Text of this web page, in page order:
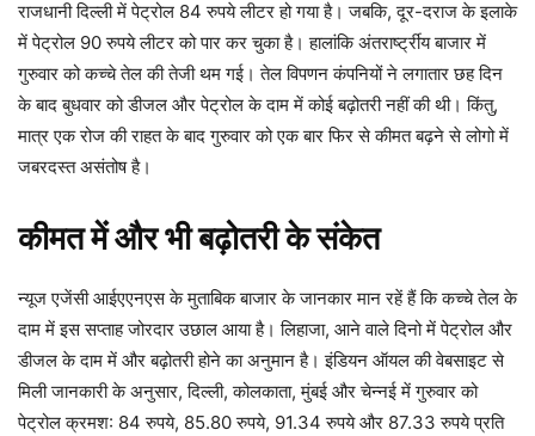
राजधानी दिल्ली में पेट्रोल 84 रुपये लीटर हो गया है। जबकि, दूर-दराज के इलाके
में पेट्रोल 90 रुपये लीटर को पार कर चुका है। हालांकि अंतरार्ष्ट्रीय बाजार में
गुरुवार को कच्चे तेल की तेजी थम गई। तेल विपणन कंपनियों ने लगातार छह दिन
के बाद बुधवार को डीजल और पेट्रोल के दाम में कोई बढ़ोतरी नहीं की थी। किंतु,
मात्र एक रोज की राहत के बाद गुरुवार को एक बार फिर से कीमत बढ़ने से लोगो में
जबरदस्त असंतोष है।
कीमत में और भी बढ़ोतरी के संकेत
न्यूज एजेंसी आईएएनएस के मुताबिक बाजार के जानकार मान रहें हैं कि कच्चे तेल के
दाम में इस सप्ताह जोरदार उछाल आया है। लिहाजा, आने वाले दिनो में पेट्रोल और
डीजल के दाम में और बढ़ोतरी होने का अनुमान है। इंडियन ऑयल की वेबसाइट से
मिली जानकारी के अनुसार, दिल्ली, कोलकाता, मुंबई और चेन्नई में गुरुवार को
पेट्रोल क्रमश: 84 रुपये, 85.80 रुपये, 91.34 रुपये और 87.33 रुपये प्रति